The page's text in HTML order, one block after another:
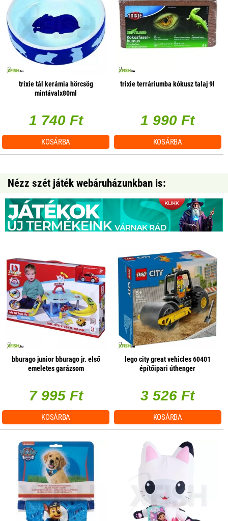
trixie tál kerámia hörcsög
mintávalx80ml
1 740 Ft
KOSÁRBA
trixie terráriumba kókusz talaj 9l
1 990 Ft
KOSÁRBA
Nézz szét játék webáruházunkban is:
bburago junior bburago jr. első
emeletes garázsom
7 995 Ft
KOSÁRBA
lego city great vehicles 60401
építőipari úthenger
3 526 Ft
KOSÁRBA